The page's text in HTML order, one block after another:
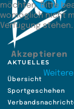
AKTUELLES
Übersicht
Sportgeschehen
möchten. Bitte
womöglich nicht
Verfügung stehen.
Akzeptieren